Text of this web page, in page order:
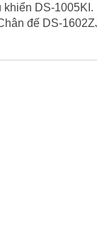
khiển DS-1005KI.
đế DS-